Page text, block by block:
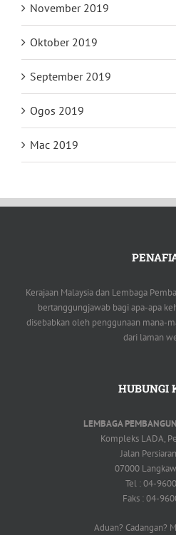
November 2019
Oktober 2019
September 2019
Ogos 2019
Mac 2019
Kerajaan Malaysia dan Lembaga
bertanggungjawab bagi apa-apa
disebabkan oleh penggunaan mana-
dari laman
HUBUNGI
LEMBAGA
Kompleks LADA,
Jalan
07000
Tel : 04-
Faks : 04-
Aduan? Cadangan?